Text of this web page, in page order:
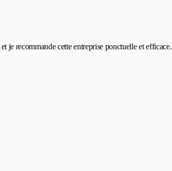
je recommande cette entreprise ponctuelle et efficace.